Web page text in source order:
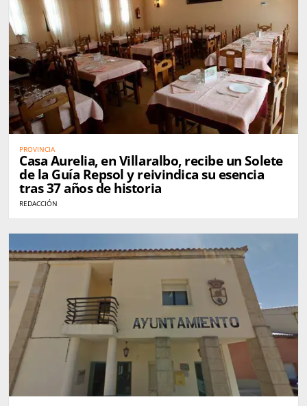
PROVINCIA
Casa Aurelia, en Villaralbo, recibe un Solete
de la Guía Repsol y reivindica su esencia
tras 37 años de historia
REDACCIÓN